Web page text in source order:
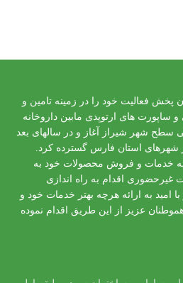
گروه ایران پخش فعالیت خود را در زمینه تامین و
و ساپورت های ارتوپدی مابین داروخانه
سطح شهر شیراز آغاز و در سالهای بعد
شهرهای استان فارس گسترده کرد.
۱۴۰۰ جهت ارائه خدمات و فروش محصولات خود به
اقدام به راه اندازی
امید به ارائه هرچه بهتر خدمات خود و
عزیز از این طریق اقدام نموده